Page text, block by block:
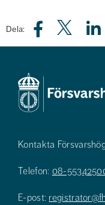
Dela:
Kontakta
Telefon: 08-
E-post: